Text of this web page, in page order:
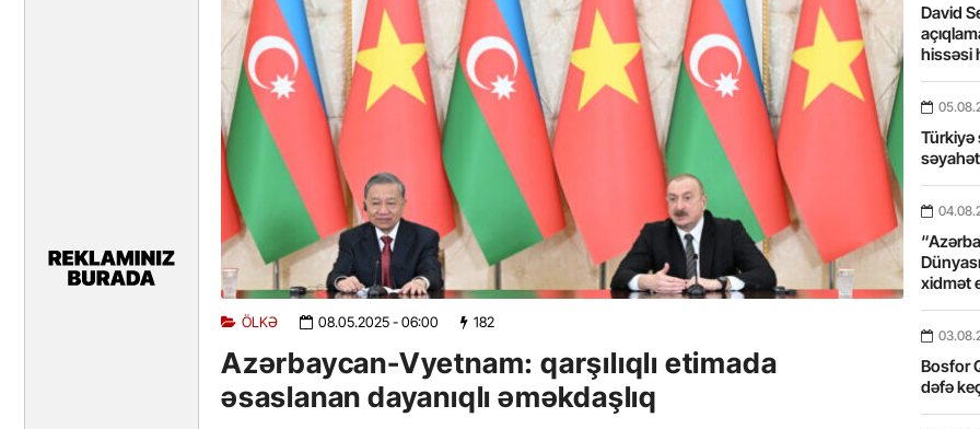
ÖLKƏ 08.05.2025- 06:00 182
Azərbaycan-Vyetnam: qarşılıqlı etimada
əsaslanan dayanıqlı əməkdaşlıq
David
hissəsi
Türkiyə
xidmət
Bosfor
dəfə